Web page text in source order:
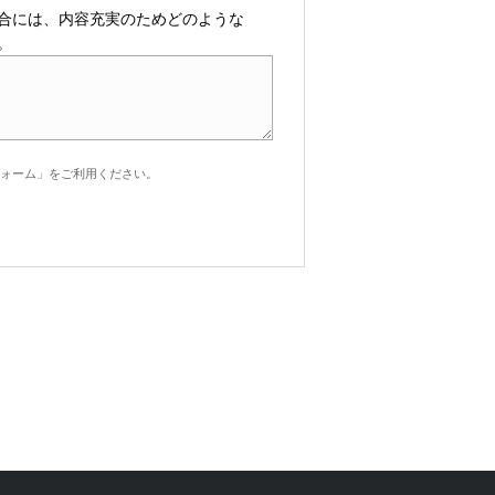
には、内容充実のためどのような
ーム」をご利用ください。